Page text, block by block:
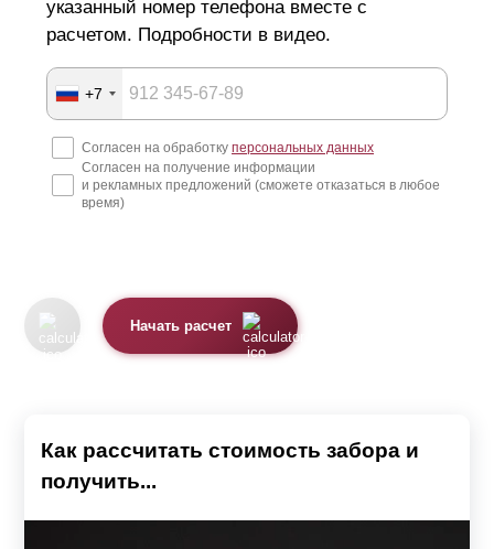
указанный номер телефона вместе с
расчетом. Подробности в видео.
+7
Согласен на обработку персональных данных
Согласен на получение информации
и рекламных предложений (сможете отказаться в любое
время)
Начать расчет
Как рассчитать стоимость забора и
получить...